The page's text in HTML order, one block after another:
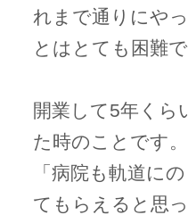
れまで通りにや
とはとても困難
開業して5年くら
た時のことです。
「病院も軌道に
てもらえると思